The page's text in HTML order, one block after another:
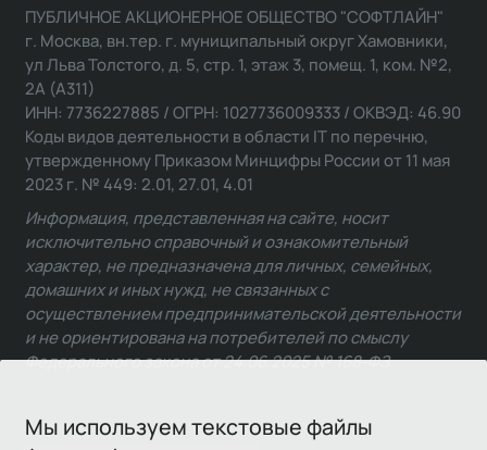
Мы используем текстовые файлы
ПУБЛИЧНОЕ АКЦИОНЕРНОЕ ОБЩЕСТВО "СОФТЛАЙН"
г. Москва, вн.тер. г. муниципальный округ Хамовники,
ул Льва Толстого, д. 5, стр. 1, этаж 3, помещ. 1, ком. №2,
2А (А311)
ИНН: 7736227885 / ОГРН: 1027736009333 / ОКВЭД: 46.90
Коды видов деятельности в области IT по перечню,
утвержденному Приказом Минцифры России от 11 мая
2023 г. № 449: 2.01, 27.01, 4.01
Информация, представленная на сайте, носит
исключительно справочный и ознакомительный
характер, не предназначена для личных, семейных,
домашних и иных нужд, не связанных с
осуществлением предпринимательской деятельности
и не ориентирована на потребителей по смыслу
Федерального закона от 24.06.2025 № 168-ФЗ.